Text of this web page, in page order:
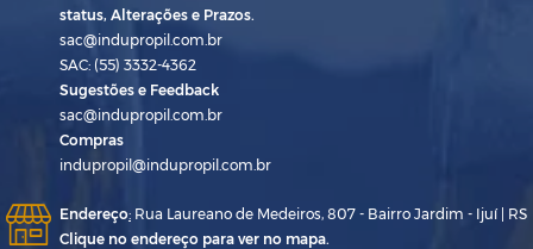
status, Alterações e Prazos.
sac@indupropil.com.br
SAC: (55) 3332-4362
Sugestões e Feedback
sac@indupropil.com.br
Compras
indupropil@indupropil.com.br
Endereço: Rua Laureano de Medeiros, 807 - Bairro Jardim - Ijuí | RS
Clique no endereço para ver no mapa.